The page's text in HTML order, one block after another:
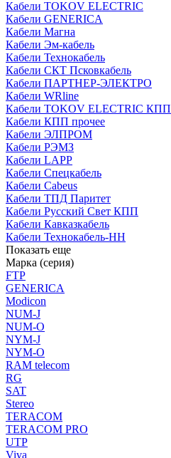
Кабели TOKOV ELECTRIC
Кабели GENERICA
Кабели Магна
Кабели Эм-кабель
Кабели Технокабель
Кабели СКТ Псковкабель
Кабели ПАРТНЕР-ЭЛЕКТРО
Кабели WRline
Кабели TOKOV ELECTRIC КПП
Кабели КПП прочее
Кабели ЭЛПРОМ
Кабели РЭМЗ
Кабели LAPP
Кабели Спецкабель
Кабели Cabeus
Кабели ТПД Паритет
Кабели Русский Свет КПП
Кабели Кавказкабель
Кабели Технокабель-НН
Показать еще
Марка (серия)
FTP
GENERICA
Modicon
NUM-J
NUM-O
NYM-J
NYM-O
RAM telecom
RG
SAT
Stereo
TERACOM
TERACOM PRO
UTP
Viva